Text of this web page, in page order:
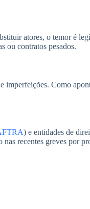
atores, o temor é
ou contratos pesados.
imperfeições. Como
) e entidades de
nas recentes greves por